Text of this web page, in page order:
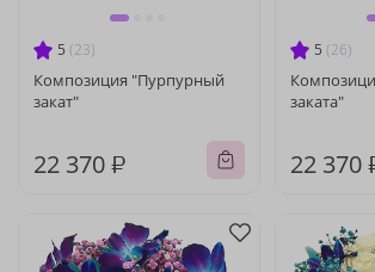
5 (23)
Композиция "Пурпурный
закат"
22 370 ₽
5 (26)
заката"
22 370